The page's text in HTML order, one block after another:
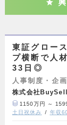
東証グロー
プ横断で人
33日◎
人事制度・企画
株式会社
1150万円 ～
土日祝休み
年収